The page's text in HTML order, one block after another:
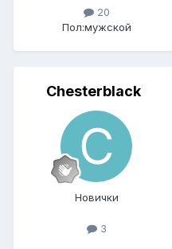
20
Пол:мужской
Chesterblack
Новички
3